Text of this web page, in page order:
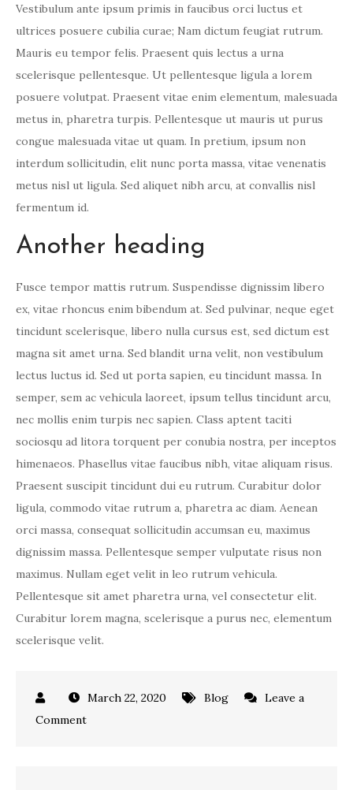
Vestibulum ante ipsum primis in faucibus orci luctus et
ultrices posuere cubilia curae; Nam dictum feugiat rutrum.
Mauris eu tempor felis. Praesent quis lectus a urna
scelerisque pellentesque. Ut pellentesque ligula a lorem
posuere volutpat. Praesent vitae enim elementum, malesuada
metus in, pharetra turpis. Pellentesque ut mauris ut purus
congue malesuada vitae ut quam. In pretium, ipsum non
interdum sollicitudin, elit nunc porta massa, vitae venenatis
metus nisl ut ligula. Sed aliquet nibh arcu, at convallis nisl
fermentum id.
Another heading
Fusce tempor mattis rutrum. Suspendisse dignissim libero
ex, vitae rhoncus enim bibendum at. Sed pulvinar, neque eget
tincidunt scelerisque, libero nulla cursus est, sed dictum est
magna sit amet urna. Sed blandit urna velit, non vestibulum
lectus luctus id. Sed ut porta sapien, eu tincidunt massa. In
semper, sem ac vehicula laoreet, ipsum tellus tincidunt arcu,
nec mollis enim turpis nec sapien. Class aptent taciti
sociosqu ad litora torquent per conubia nostra, per inceptos
himenaeos. Phasellus vitae faucibus nibh, vitae aliquam risus.
Praesent suscipit tincidunt dui eu rutrum. Curabitur dolor
ligula, commodo vitae rutrum a, pharetra ac diam. Aenean
orci massa, consequat sollicitudin accumsan eu, maximus
dignissim massa. Pellentesque semper vulputate risus non
maximus. Nullam eget velit in leo rutrum vehicula.
Pellentesque sit amet pharetra urna, vel consectetur elit.
Curabitur lorem magna, scelerisque a purus nec, elementum
scelerisque velit.
March 22, 2020 Blog
Leave a
Commenton